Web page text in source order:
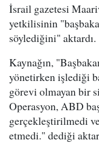
İsrail gazetesi
yetkilisinin
söylediğini" aktardı.
Kaynağın,
yönetirken işlediği
görevi olmayan bir
Operasyon, ABD
gerçekleştirilmedi
etmedi." dediği